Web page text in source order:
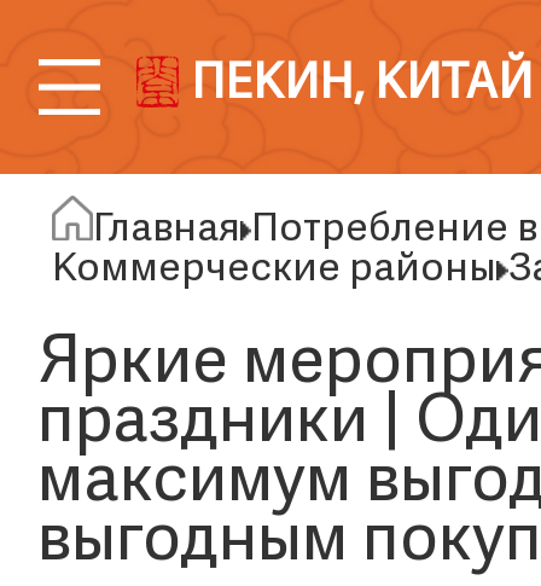
ПЕКИН, КИТАЙ
Главная Потребление
Коммерческие районы
Яркие
праздники |
максимум
выгодным